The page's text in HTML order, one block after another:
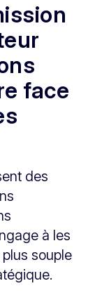
face
des
à les
souple